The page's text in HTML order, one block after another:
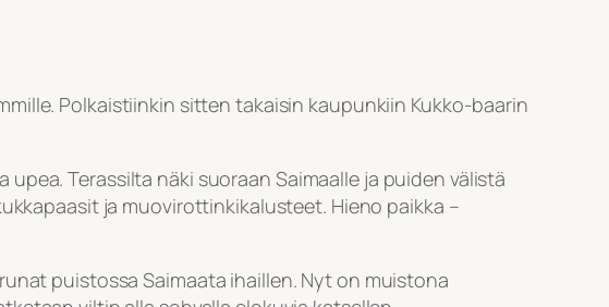
Polkaistiinkin sitten takaisin kaupunkiin Kukko-baarin
Terassilta näki suoraan Saimaalle ja puiden välistä
ja muovirottinkikalusteet. Hieno paikka –
puistossa Saimaata ihaillen. Nyt on muistona